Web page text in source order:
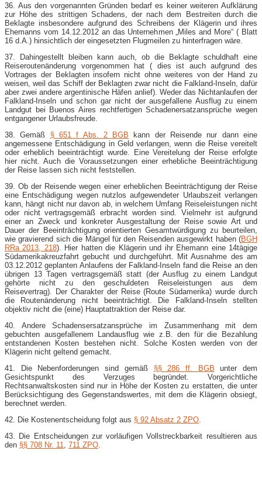
36. Aus den vorgenannten Gründen bedarf es keiner weiteren Aufklärung
zur Höhe des strittigen Schadens, der nach dem Bestreiten durch die
Beklagte insbesondere aufgrund des Schreibens der Klägerin und ihres
Ehemanns vom 14.12.2012 an das Unternehmen „Miles and More“ ( Blatt
16 d.A.) hinsichtlich der eingesetzten Flugmeilen zu hinterfragen wäre.
37. Dahingestellt bleiben kann auch, ob die Beklagte schuldhaft eine
Reiseroutenänderung vorgenommen hat ( dies ist auch aufgrund des
Vortrages der Beklagten insofern nicht ohne weiteres von der Hand zu
weisen, weil das Schiff der Beklagten zwar nicht die Falkland-Inseln, dafür
aber zwei andere argentinische Häfen anlief). Weder das Nichtanlaufen der
Falkland-Inseln und schon gar nicht der ausgefallene Ausflug zu einem
Landgut bei Buenos Aires rechtfertigen Schadenersatzansprüche wegen
entgangener Urlaubsfreude.
38. Gemäß § 651 f Abs. 2 BGB kann der Reisende nur dann eine
angemessene Entschädigung in Geld verlangen, wenn die Reise vereitelt
oder erheblich beeinträchtigt wurde. Eine Vereitelung der Reise erfolgte
hier nicht. Auch die Voraussetzungen einer erhebliche Beeinträchtigung
der Reise lassen sich nicht feststellen.
39. Ob der Reisende wegen einer erheblichen Beeinträchtigung der Reise
eine Entschädigung wegen nutzlos aufgewendeter Urlaubszeit verlangen
kann, hängt nicht nur davon ab, in welchem Umfang Reiseleistungen nicht
oder nicht vertragsgemäß erbracht worden sind. Vielmehr ist aufgrund
einer an Zweck und konkreter Ausgestaltung der Reise sowie Art und
Dauer der Beeinträchtigung orientierten Gesamtwürdigung zu beurteilen,
wie gravierend sich die Mängel für den Reisenden ausgewirkt haben (BGH
RRa 2013, 218). Hier hatten die Klägerin und ihr Ehemann eine 14tägige
Südamerikakreuzfahrt gebucht und durchgeführt. Mit Ausnahme des am
03.12.2012 geplanten Anlaufens der Falkland-Inseln fand die Reise an den
übrigen 13 Tagen vertragsgemäß statt (der Ausflug zu einem Landgut
gehörte nicht zu den geschuldeten Reiseleistungen aus dem
Reisevertrag). Der Charakter der Reise (Route Südamerika) wurde durch
die Routenänderung nicht beeinträchtigt. Die Falkland-Inseln stellten
objektiv nicht die (eine) Hauptattraktion der Reise dar.
40. Andere Schadensersatzansprüche im Zusammenhang mit dem
gebuchten ausgefallenem Landausflug wie z.B. den für die Bezahlung
entstandenen Kosten bestehen nicht. Solche Kosten werden von der
Klägerin nicht geltend gemacht.
41. Die Nebenforderungen sind gemäß §§ 286 ff. BGB unter dem
Gesichtspunkt des Verzuges begründet. Vorgerichtliche
Rechtsanwaltskosten sind nur in Höhe der Kosten zu erstatten, die unter
Berücksichtigung des Gegenstandswertes, mit dem die Klägerin obsiegt,
berechnet werden.
42. Die Kostenentscheidung folgt aus § 92 Absatz 2 ZPO
43. Die Entscheidungen zur vorläufigen Vollstreckbarkeit resultieren aus
den §§ 708 Nr. 11 711 ZPO